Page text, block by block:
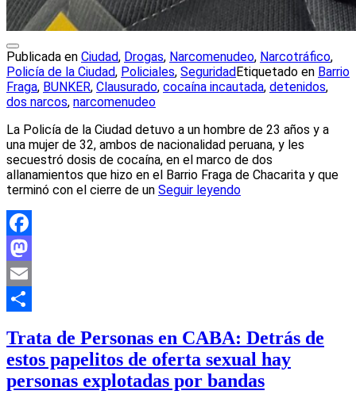
Publicada en Ciudad, Drogas, Narcomenudeo, Narcotráfico,
Policía de la Ciudad, Policiales, SeguridadEtiquetado en Barrio
Fraga, BUNKER, Clausurado, cocaína incautada, detenidos,
dos narcos, narcomenudeo
La Policía de la Ciudad detuvo a un hombre de 23 años y a
una mujer de 32, ambos de nacionalidad peruana, y les
secuestró dosis de cocaína, en el marco de dos
allanamientos que hizo en el Barrio Fraga de Chacarita y que
terminó con el cierre de un Seguir leyendo
Facebook
Mastodon
Email
Trata de Personas en CABA: Detrás de
estos papelitos de oferta sexual hay
personas explotadas por bandas